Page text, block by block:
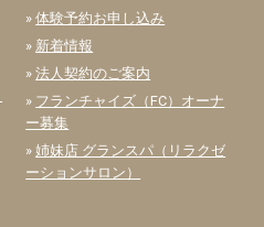
»体験予約お申し込み
» 新着情報
»法人契約のご案内
» フランチャイズ（FC）オーナ
ー募集
»姉妹店 グランスパ（リラクゼ
ーションサロン）